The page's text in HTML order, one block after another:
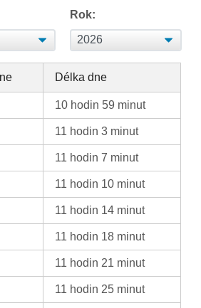
Rok:
Délka dne
10 hodin 59 minut
11 hodin 3 minut
11 hodin 7 minut
11 hodin 10 minut
11 hodin 14 minut
11 hodin 18 minut
11 hodin 21 minut
11 hodin 25 minut